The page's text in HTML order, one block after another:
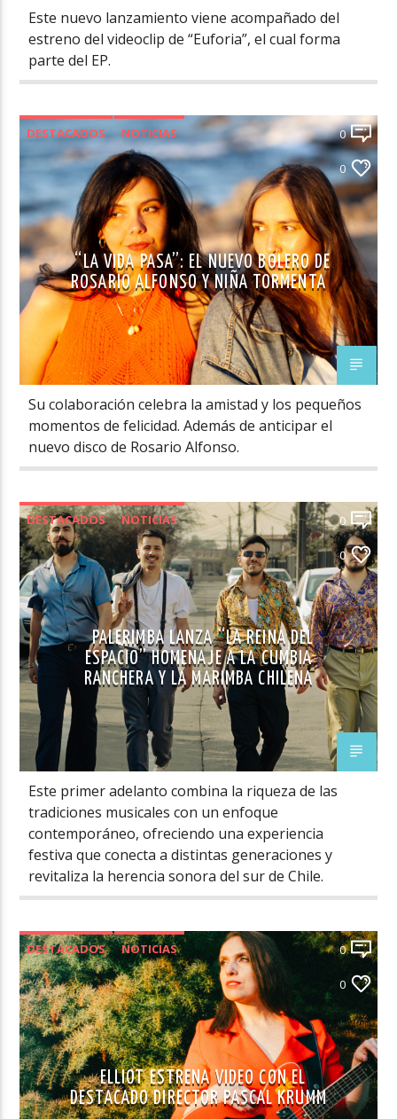
Este nuevo lanzamiento viene acompañado del
estreno del videoclip de “Euforia”, el cual forma
parte del EP.
DESTACADOS
NOTICIAS
NOVEDADES MÚSICA CHILENA
0
0
“LA VIDA PASA”: EL NUEVO BOLERO DE
ROSARIO ALFONSO Y NIÑA TORMENTA
Su colaboración celebra la amistad y los pequeños
momentos de felicidad. Además de anticipar el
nuevo disco de Rosario Alfonso.
DESTACADOS
NOTICIAS
NOVEDADES MÚSICA CHILENA
0
0
PALERIMBA LANZA “LA REINA DEL
ESPACIO” HOMENAJE A LA CUMBIA
RANCHERA Y LA MARIMBA CHILENA
Este primer adelanto combina la riqueza de las
tradiciones musicales con un enfoque
contemporáneo, ofreciendo una experiencia
festiva que conecta a distintas generaciones y
revitaliza la herencia sonora del sur de Chile.
DESTACADOS
NOTICIAS
NOVEDADES MÚSICA CHILENA
0
0
ELLIOT ESTRENA VIDEO CON EL
DESTACADO DIRECTOR PASCAL KRUMM